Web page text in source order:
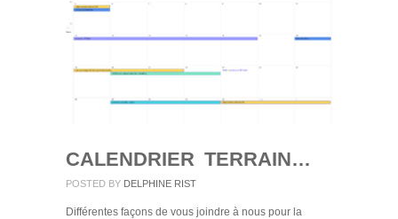
CALENDRIER TERRAIN…
POSTED BY DELPHINE RIST
Différentes façons de vous joindre à nous pour la